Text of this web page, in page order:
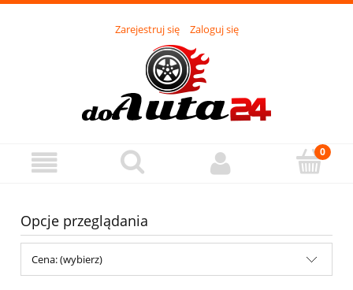
Zarejestruj się Zaloguj się
Opcje przeglądania
Cena: (wybierz)